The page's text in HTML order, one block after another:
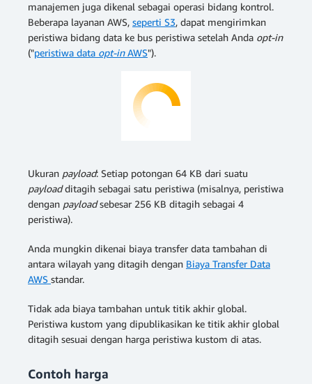
manajemen juga dikenal sebagai operasi bidang kontrol.
Beberapa layanan AWS, seperti S3, dapat mengirimkan
peristiwa bidang data ke bus peristiwa setelah Anda opt-in
("peristiwa data opt-inAWS").
Ukuran payload: Setiap potongan 64 KB dari suatu
payloadditagih sebagai satu peristiwa (misalnya, peristiwa
dengan payloadsebesar 256 KB ditagih sebagai 4
peristiwa).
Anda mungkin dikenai biaya transfer data tambahan di
antara wilayah yang ditagih dengan Biaya Transfer Data
AWS standar.
Tidak ada biaya tambahan untuk titik akhir global.
Peristiwa kustom yang dipublikasikan ke titik akhir global
ditagih sesuai dengan harga peristiwa kustom di atas.
Contoh harga